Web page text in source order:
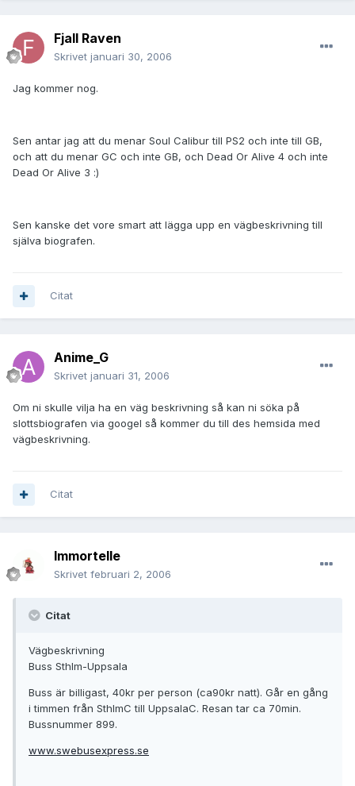
Fjall Raven
Skrivet januari 30, 2006
Jag kommer nog.
Sen antar jag att du menar Soul Calibur till PS2 och inte till GB,
och att du menar GC och inte GB, och Dead Or Alive 4 och inte
Dead Or Alive 3 :)
Sen kanske det vore smart att lägga upp en vägbeskrivning till
själva biografen.
Citat
Anime_G
Skrivet januari 31, 2006
Om ni skulle vilja ha en väg beskrivning så kan ni söka på
slottsbiografen via googel så kommer du till des hemsida med
vägbeskrivning.
Citat
Immortelle
Skrivet februari 2, 2006
Citat
Vägbeskrivning
Buss Sthlm-Uppsala
Buss är billigast, 40kr per person (ca90kr natt). Går en gång
i timmen från SthlmC till UppsalaC. Resan tar ca 70min.
Bussnummer 899.
www.swebusexpress.se